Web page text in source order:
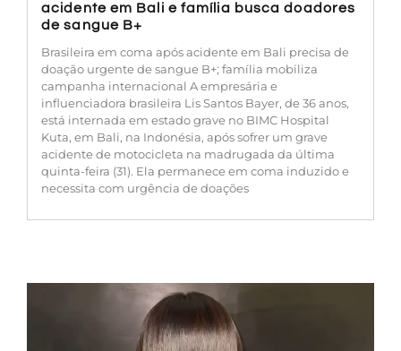
acidente em Bali e família busca doadores
de sangue B+
Brasileira em coma após acidente em Bali precisa de
doação urgente de sangue B+; família mobiliza
campanha internacional A empresária e
influenciadora brasileira Lis Santos Bayer, de 36 anos,
está internada em estado grave no BIMC Hospital
Kuta, em Bali, na Indonésia, após sofrer um grave
acidente de motocicleta na madrugada da última
quinta-feira (31). Ela permanece em coma induzido e
necessita com urgência de doações